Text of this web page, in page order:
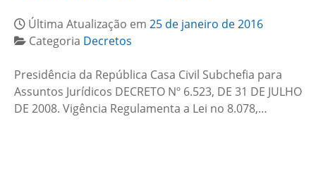
Última Atualização em 25 de janeiro de 2016
Categoria Decretos
Presidência da República Casa Civil Subchefia para
Assuntos Jurídicos DECRETO Nº 6.523, DE 31 DE JULHO
DE 2008. Vigência Regulamenta a Lei no 8.078,…